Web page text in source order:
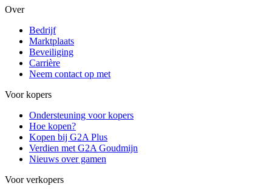
Over
Bedrijf
Marktplaats
Beveiliging
Carrière
Neem contact op met
Voor kopers
Ondersteuning voor kopers
Hoe kopen?
Kopen bij G2A Plus
Verdien met G2A Goudmijn
Nieuws over gamen
Voor verkopers